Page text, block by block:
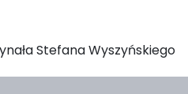
Stefana Wyszyńskiego